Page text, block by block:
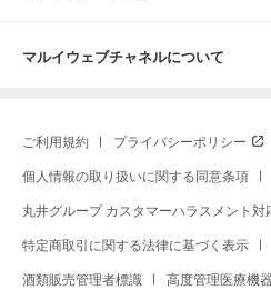
マルイウェブチャネルについて
ご利用規約 プライバシーポリシー
個人情報の取り扱いに関する同意条項
丸井グループ カスタマーハラスメント対
特定商取引に関する法律に基づく表示
酒類販売管理者標識 高度管理医療機